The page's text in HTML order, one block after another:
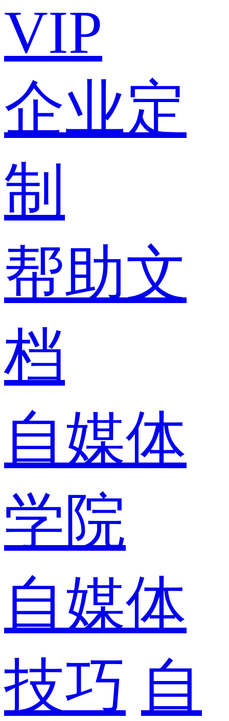
VIP
企业定
制
帮助文
档
自媒体
学院
自媒体
技巧 自